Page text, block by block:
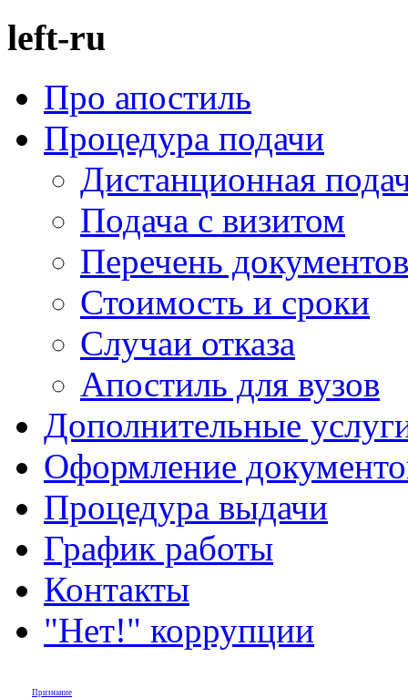
left-ru
Про апостиль
Процедура подачи
Дистанционная
Подача с визитом
Перечень документов
Стоимость и сроки
Случаи отказа
Апостиль для вузов
Дополнительные
Оформление
Процедура выдачи
График работы
Контакты
"Нет!" коррупции
Признание